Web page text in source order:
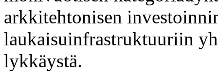
arkkitehtonisen
laukaisuinfrastruktuuriin
lykkäystä.